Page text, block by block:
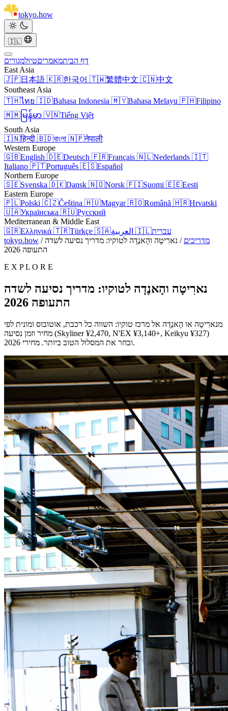
tokyo.how
🇮🇱
דף הביתמאמריםטיולמגורים
East Asia
🇯🇵日本語 🇰🇷한국어 🇹🇼繁體中文 🇨🇳中文
Southeast Asia
🇹🇭ไทย 🇮🇩Bahasa Indonesia 🇲🇾Bahasa Melayu 🇵🇭Filipino
🇲🇲 မြန်မာ 🇻🇳Tiếng Việt
South Asia
🇮🇳हिन्दी 🇧🇩বাংলা 🇳🇵नेपाली
Western Europe
🇬🇧English 🇩🇪Deutsch 🇫🇷Français 🇳🇱Nederlands 🇮🇹
Italiano 🇵🇹Português 🇪🇸Español
Northern Europe
🇸🇪Svenska 🇩🇰Dansk 🇳🇴Norsk 🇫🇮Suomi 🇪🇪Eesti
Eastern Europe
🇵🇱Polski 🇨🇿Čeština 🇭🇺Magyar🇷🇴Română 🇭🇷Hrvatski
🇺🇦Українська 🇷🇺Русский
Mediterranean & Middle East
🇬🇷Ελληνικά 🇹🇷Türkçe 🇸🇦 🇮🇱עברית
tokyo.how / מדריכים / נארִיטָה והָאנֶדָה לטוקיו: מדריך נסיעה לשדה
התעופה 2026
E X P L O R E
נארִיטָה והָאנֶדָה לטוקיו: מדריך נסיעה לשדה
התעופה 2026
מנארִיטָה או הָאנֶדָה אל מרכז טוקיו: השווה כל רכבת, אוטובוס ומונית לפי
מחיר וזמן נסיעה (Skyliner ¥2,470, N'EX ¥3,140+, Keikyu ¥327)
ובחר את המסלול הטוב ביותר. מחירי 2026.